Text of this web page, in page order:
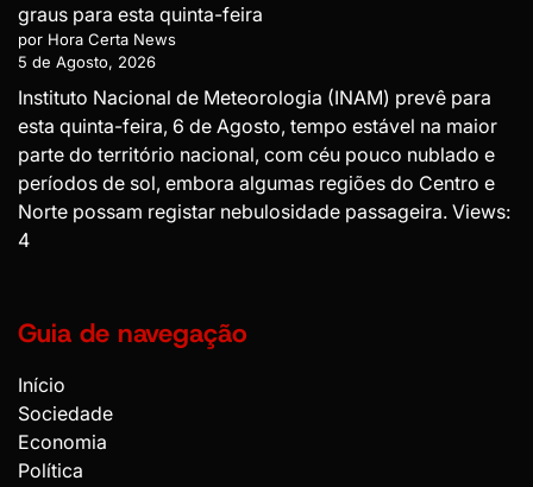
graus para esta quinta-feira
por Hora Certa News
5 de Agosto, 2026
Instituto Nacional de Meteorologia (INAM) prevê para
esta quinta-feira, 6 de Agosto, tempo estável na maior
parte do território nacional, com céu pouco nublado e
períodos de sol, embora algumas regiões do Centro e
Norte possam registar nebulosidade passageira. Views:
4
Guia de navegação
Início
Sociedade
Economia
Política